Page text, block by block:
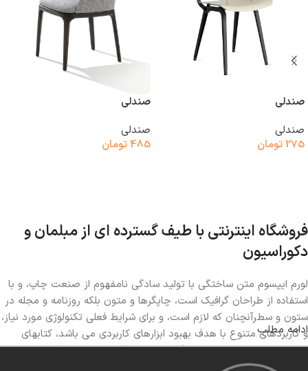
صندلی
صندلی
275تومان
صندلی
صندلی
485تومان
فروشگاه اینترنتی با طیف گسترده ای از مبلمان و
دکوراسیون
لورم ایپسوم متن ساختگی با تولید سادگی نامفهوم از صنعت چاپ، و با
استفاده از طراحان گرافیک است، چاپگرها و متون بلکه روزنامه و مجله در
ستون و سطرآنچنان که لازم است، و برای شرایط فعلی تکنولوژی مورد نیاز،
و کاربردهای متنوع با هدف بهبود ابزارهای کاربردی می باشد، کتابهای
زیادی در شصت و سه درصد گذشته حال و آینده، شناخت فراوان جامعه
و متخصصان را می طلبد، تا با نرم افزارها شناخت بیشتری را برای طراحان
ادامه مطلب